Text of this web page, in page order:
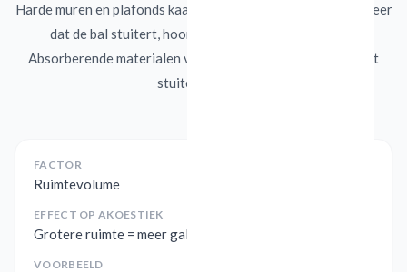
Harde muren en plafonds kaatsen de bal steeds terug. Elke keer
dat de bal stuitert, hoort u het opnieuw: dat is galm.
Absorberende materialen vangen die energie op, zodat het
stuiteren stopt.
FACTOR
Ruimtevolume
EFFECT OP AKOESTIEK
Grotere ruimte = meer galm
VOORBEELD